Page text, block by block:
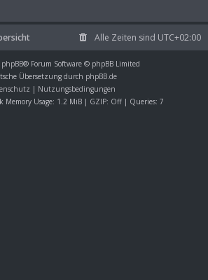
Alle Zeiten sind UTC+02:00
phpBB® Forum Software © phpBB Limited
Übersetzung durch phpBB.de
| Nutzungsbedingungen
Memory Usage: 1.2 MiB | GZIP: Off | Queries: 7